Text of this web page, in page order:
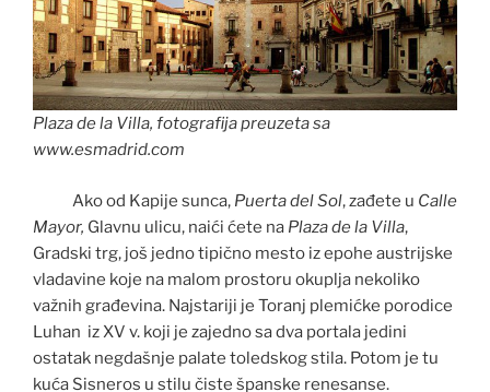
Plaza de la Villa, fotografija preuzeta sa
www.esmadrid.com
Ako od Kapije sunca, Puerta del Sol, zađete u Calle
Mayor, Glavnu ulicu, naići ćete na Plaza de la Villa,
Gradski trg, još jedno tipično mesto iz epohe austrijske
vladavine koje na malom prostoru okuplja nekoliko
važnih građevina. Najstariji je Toranj plemićke porodice
Luhan iz XV v. koji je zajedno sa dva portala jedini
ostatak negdašnje palate toledskog stila. Potom je tu
kuća Sisneros u stilu čiste španske renesanse.